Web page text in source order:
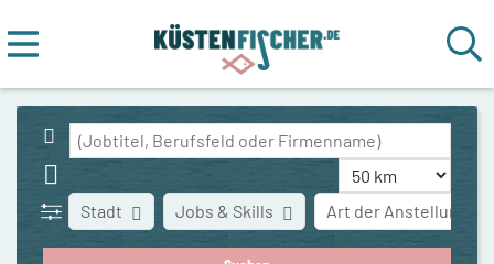
Stadt Art der Anstellung
Jobs & Skills